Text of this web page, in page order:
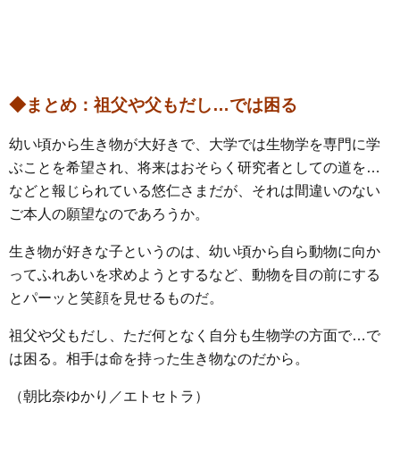
◆まとめ：祖父や父もだし…では困る
幼い頃から生き物が大好きで、大学では生物学を専門に学
ぶことを希望され、将来はおそらく研究者としての道を…
などと報じられている悠仁さまだが、それは間違いのない
ご本人の願望なのであろうか。
生き物が好きな子というのは、幼い頃から自ら動物に向か
ってふれあいを求めようとするなど、動物を目の前にする
とパーッと笑顔を見せるものだ。
祖父や父もだし、ただ何となく自分も生物学の方面で…で
は困る。相手は命を持った生き物なのだから。
（朝比奈ゆかり／エトセトラ）